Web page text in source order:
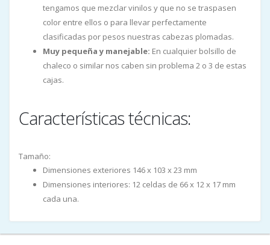
tengamos que mezclar vinilos y que no se traspasen
color entre ellos o para llevar perfectamente
clasificadas por pesos nuestras cabezas plomadas.
Muy pequeña y manejable: En cualquier bolsillo de
chaleco o similar nos caben sin problema 2 o 3 de estas
cajas.
Características técnicas:
Tamaño:
Dimensiones exteriores 146 x 103 x 23 mm
Dimensiones interiores: 12 celdas de 66 x 12 x 17 mm
cada una.